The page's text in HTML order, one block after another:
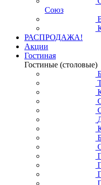
Союз
РАСПРОДАЖА!
Акции
Гостиная
Гостиные (столовые)